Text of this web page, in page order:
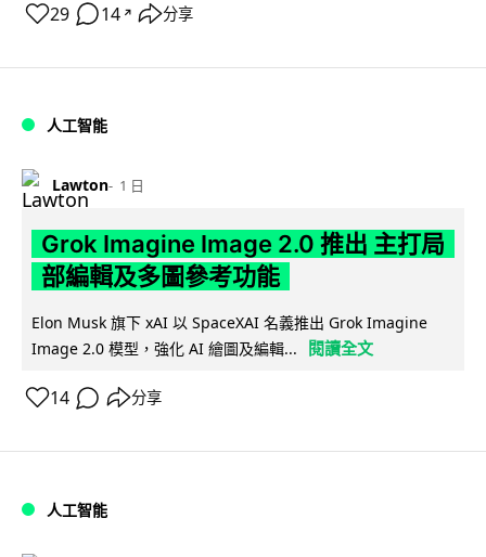
29 14 ↗ 分享
人工智能
Lawton 1 日
Grok Imagine Image 2.0 推出 主打局
部編輯及多圖參考功能
Elon Musk 旗下 xAI 以 SpaceXAI 名義推出 Grok Imagine
Image 2.0 模型，強化 AI 繪圖及編輯...
閱讀全文
14 分享
人工智能